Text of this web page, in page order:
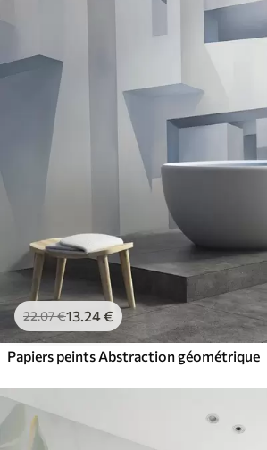
22.07€13.24€
Papiers peints Abstraction géométrique